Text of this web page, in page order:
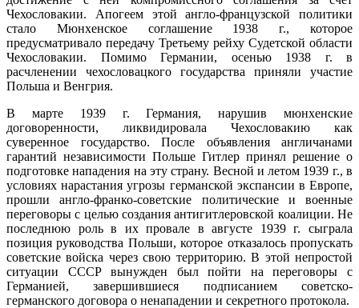
Чехословакии. Апогеем этой англо-французской политики
стало Мюнхенское соглашение 1938 г., которое
предусматривало передачу Третьему рейху Судетской области
Чехословакии. Помимо Германии, осенью 1938 г. в
расчленении чехословацкого государства приняли участие
Польша и Венгрия.
В марте 1939 г. Германия, нарушив мюнхенские
договоренности, ликвидировала Чехословакию как
суверенное государство. После объявления англичанами
гарантий независимости Польше Гитлер принял решение о
подготовке нападения на эту страну. Весной и летом 1939 г., в
условиях нарастания угрозы германской экспансии в Европе,
прошли англо-франко-советские политические и военные
переговоры с целью создания антигитлеровской коалиции. Не
последнюю роль в их провале в августе 1939 г. сыграла
позиция руководства Польши, которое отказалось пропускать
советские войска через свою территорию. В этой непростой
ситуации СССР вынужден был пойти на переговоры с
Германией, завершившиеся подписанием советско-
германского договора о ненападении и секретного протокола.